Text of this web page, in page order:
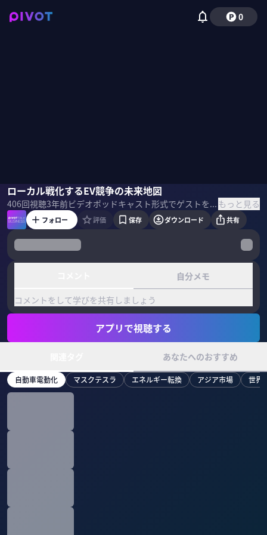
0
ローカル戦化するEV競争の未来地図
406回視聴3年前 ビデオポッドキャスト形式でゲストを招き、最先端の話を聞くPIVOT TALK。モニクルCCOの泉田良輔氏に「ローカル戦化するEV競争の未来地図」について話を聞いた。 ＜ゲスト＞ 泉田良輔｜モニクル CCO 1976年生まれ。慶應義塾大学商学部卒業後、日本生命やフィデリティ投信にて、米国株式や日本株式の証券アナリストやポートフォリオマネージャーとして従事。2013年に株式会社ナビゲータープラットフォームを共同設立し、くらしとお金の経済メディア「LIMO（リーモ）」を運営。2018年に株式会社OneMile Partnersを共同設立。 ＜目次＞ もっと見る
泉田良輔佐々木紀彦
フォロー 評価 保存 ダウンロード 共有
自分メモ
コメントをして学びを共有しましょう
アプリで視聴する
あなたへのおすすめ
自動車電動化 マスクテスラ エネルギー転換 アジア市場 世界